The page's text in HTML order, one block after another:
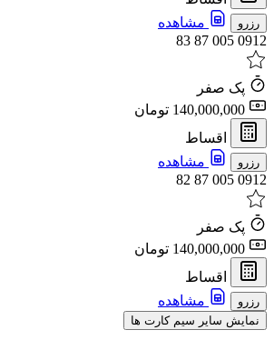
رزرو
مشاهده
0912 005 87 83
پک صفر
اقساط
رزرو
مشاهده
0912 005 87 82
پک صفر
اقساط
رزرو مشاهده
نمایش سایر سیم کارت ها